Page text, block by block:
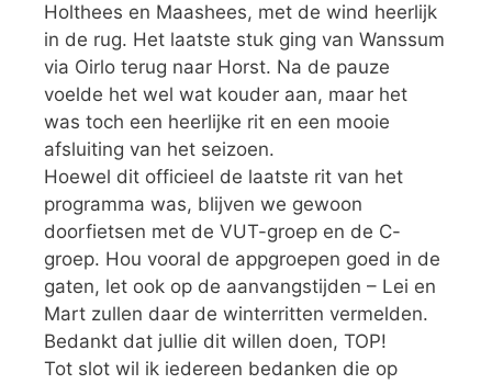
Holthees en Maashees, met de wind heerlijk
in de rug. Het laatste stuk ging van Wanssum
via Oirlo terug naar Horst. Na de pauze
voelde het wel wat kouder aan, maar het
was toch een heerlijke rit en een mooie
afsluiting van het seizoen.
Hoewel dit officieel de laatste rit van het
programma was, blijven we gewoon
doorfietsen met de VUT-groep en de C-
groep. Hou vooral de appgroepen goed in de
gaten, let ook op de aanvangstijden – Lei en
Mart zullen daar de winterritten vermelden.
Bedankt dat jullie dit willen doen, TOP!
Tot slot wil ik iedereen bedanken die op